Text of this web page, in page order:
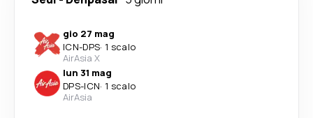
gio 27 mag
ICN-DPS· 1 scalo
AirAsia X
lun 31 mag
DPS-ICN· 1 scalo
AirAsia